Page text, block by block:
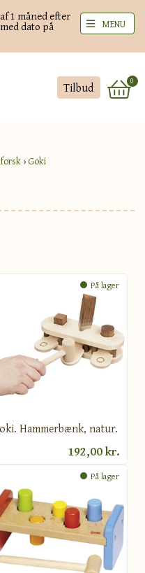
1 måned efter
dato på
Tilbud 0
MENU
› Goki
På lager
Hammerbænk, natur.
192,00 kr.
På lager